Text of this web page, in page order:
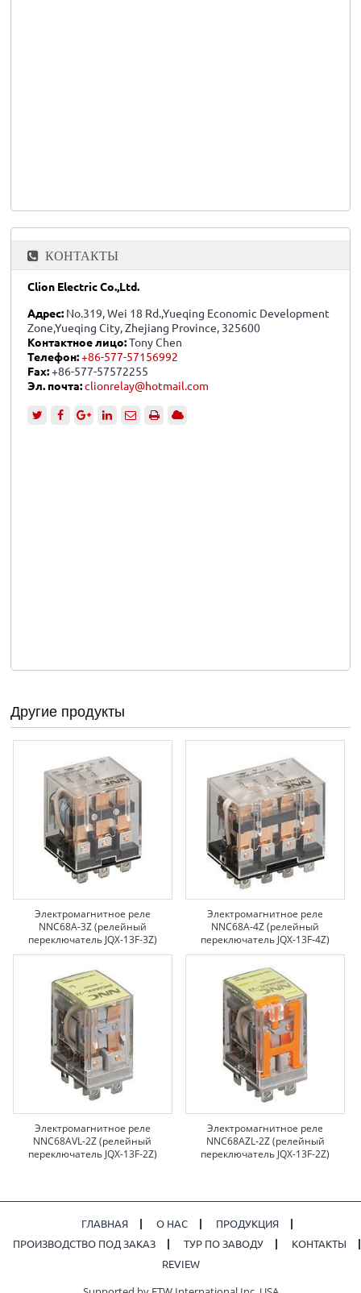
КОНТАКТЫ
Clion Electric Co.,Ltd.
Адрес: No.319, Wei 18 Rd.,Yueqing Economic Development
Zone,Yueqing City, Zhejiang Province, 325600
Контактное лицо:Tony Chen
Телефон: +86-577-57156992
Fax:+86-577-57572255
Эл. почта: clionrelay@hotmail.com
Другие продукты
Электромагнитное реле
NNC68A-3Z (релейный
переключатель JQX-13F-3Z)
Электромагнитное реле
NNC68A-4Z (релейный
переключатель JQX-13F-4Z)
Электромагнитное реле
NNC68AVL-2Z (релейный
переключатель JQX-13F-2Z)
Электромагнитное реле
NNC68AZL-2Z (релейный
переключатель JQX-13F-2Z)
ГЛАВНАЯ О НАС
ПРОДУКЦИЯ
ПРОИЗВОДСТВО ПОД ЗАКАЗ
ТУР ПО ЗАВОДУ
КОНТАКТЫ
REVIEW